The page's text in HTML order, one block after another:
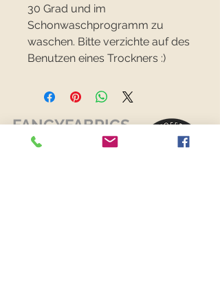
30 Grad und im
Schonwaschprogramm zu
waschen. Bitte verzichte auf des
Benutzen eines Trockners :)
FANCYFABRICS